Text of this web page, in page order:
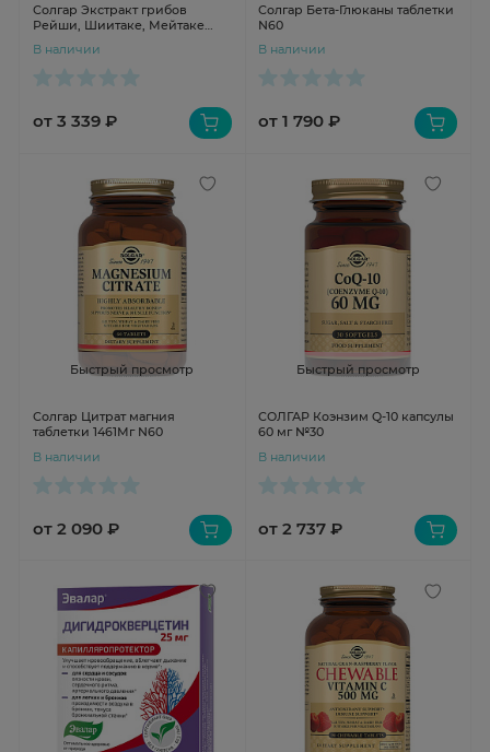
Солгар Экстракт грибов
Рейши, Шиитаке, Мейтаке
В наличии
от 3 339 ₽
Солгар Бета-Глюканы таблетки
N60
В наличии
от 1 790 ₽
Быстрый просмотр
Солгар Цитрат магния
таблетки 1461Мг N60
В наличии
от 2 090 ₽
Быстрый просмотр
СОЛГАР Коэнзим Q-10 капсулы
60 мг №30
В наличии
от 2 737 ₽